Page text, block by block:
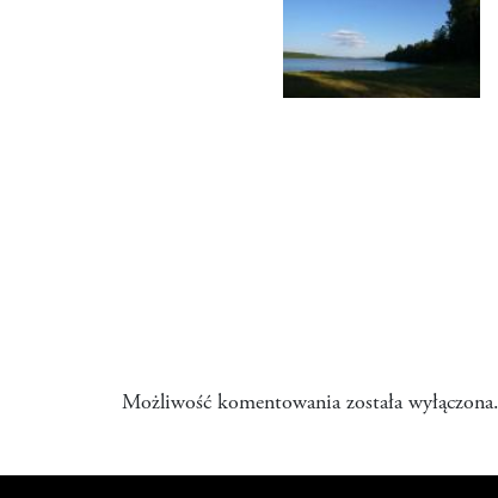
Możliwość komentowania została wyłączona.